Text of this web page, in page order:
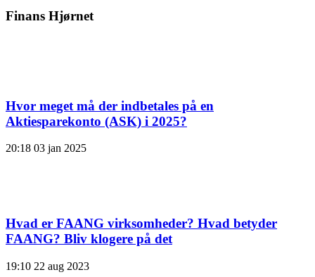
Finans Hjørnet
Hvor meget må der indbetales på en
Aktiesparekonto (ASK) i 2025?
20:18 03 jan 2025
Hvad er FAANG virksomheder? Hvad betyder
FAANG? Bliv klogere på det
19:10 22 aug 2023